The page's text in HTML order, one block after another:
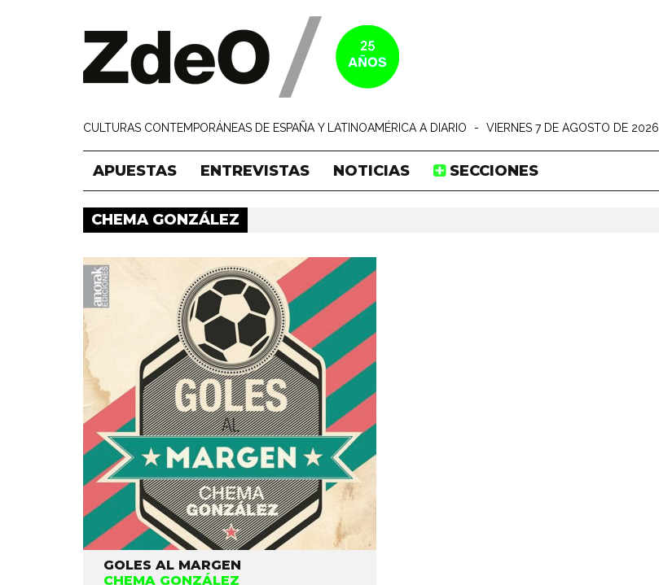
CULTURAS CONTEMPORÁNEAS DE ESPAÑA Y LATINOAMÉRICA A DIARIO - VIERNES 7 DE AGOSTO DE 2026
APUESTAS ENTREVISTAS NOTICIAS SECCIONES
CHEMA GONZÁLEZ
GOLES AL MARGEN
CHEMA GONZÁLEZ